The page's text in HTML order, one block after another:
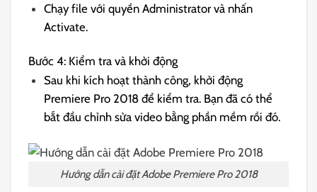
Chạy file với quyền Administrator và nhấn
Activate.
Bước 4: Kiểm tra và khởi động
Sau khi kích hoạt thành công, khởi động
Premiere Pro 2018 để kiểm tra. Bạn đã có thể
bắt đầu chỉnh sửa video bằng phần mềm rồi đó.
Hướng dẫn cài đặt Adobe Premiere Pro 2018